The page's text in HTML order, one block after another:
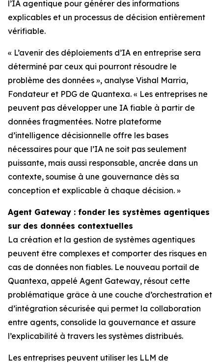
l’IA agentique pour générer des informations
explicables et un processus de décision entièrement
vérifiable.
« L’avenir des déploiements d’IA en entreprise sera
déterminé par ceux qui pourront résoudre le
problème des données », analyse Vishal Marria,
Fondateur et PDG de Quantexa. « Les entreprises ne
peuvent pas développer une IA fiable à partir de
données fragmentées. Notre plateforme
d’intelligence décisionnelle offre les bases
nécessaires pour que l’IA ne soit pas seulement
puissante, mais aussi responsable, ancrée dans un
contexte, soumise à une gouvernance dès sa
conception et explicable à chaque décision. »
Agent Gateway : fonder les systèmes agentiques
sur des données contextuelles
La création et la gestion de systèmes agentiques
peuvent être complexes et comporter des risques en
cas de données non fiables. Le nouveau portail de
Quantexa, appelé Agent Gateway, résout cette
problématique grâce à une couche d’orchestration et
d’intégration sécurisée qui permet la collaboration
entre agents, consolide la gouvernance et assure
l’explicabilité à travers les systèmes distribués.
Les entreprises peuvent utiliser les LLM de